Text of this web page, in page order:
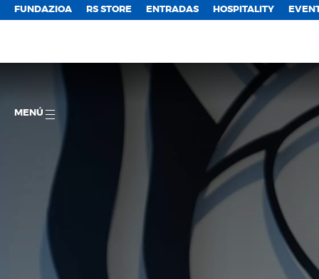
FUNDAZIOA RS STORE ENTRADAS HOSPITALITY
MENÚ